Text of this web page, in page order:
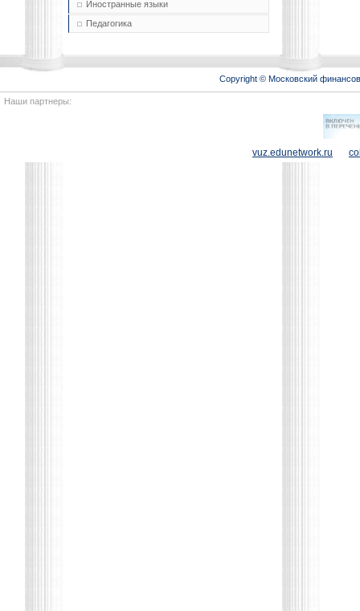
Иностранные языки
Педагогика
Copyright © Московский
Наши партнеры:
vuz.edunetwork.ru